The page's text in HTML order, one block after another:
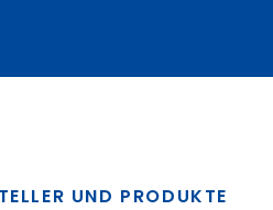
UND PRODUKTE